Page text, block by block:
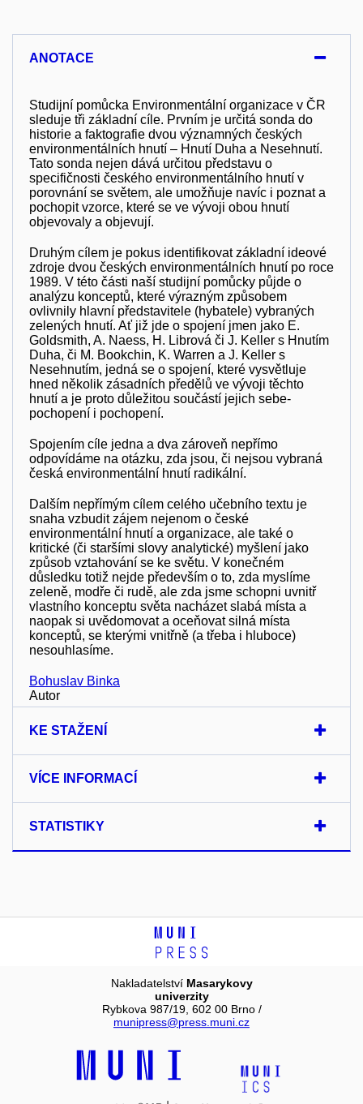
ANOTACE
Studijní pomůcka Environmentální organizace v ČR
sleduje tři základní cíle. Prvním je určitá sonda do
historie a faktografie dvou významných českých
environmentálních hnutí – Hnutí Duha a Nesehnutí.
Tato sonda nejen dává určitou představu o
specifičnosti českého environmentálního hnutí v
porovnání se světem, ale umožňuje navíc i poznat a
pochopit vzorce, které se ve vývoji obou hnutí
objevovaly a objevují.
Druhým cílem je pokus identifikovat základní ideové
zdroje dvou českých environmentálních hnutí po roce
1989. V této části naší studijní pomůcky půjde o
analýzu konceptů, které výrazným způsobem
ovlivnily hlavní představitele (hybatele) vybraných
zelených hnutí. Ať již jde o spojení jmen jako E.
Goldsmith, A. Naess, H. Librová či J. Keller s Hnutím
Duha, či M. Bookchin, K. Warren a J. Keller s
Nesehnutím, jedná se o spojení, které vysvětluje
hned několik zásadních předělů ve vývoji těchto
hnutí a je proto důležitou součástí jejich sebe-
pochopení i pochopení.
Spojením cíle jedna a dva zároveň nepřímo
odpovídáme na otázku, zda jsou, či nejsou vybraná
česká environmentální hnutí radikální.
Dalším nepřímým cílem celého učebního textu je
snaha vzbudit zájem nejenom o české
environmentální hnutí a organizace, ale také o
kritické (či staršími slovy analytické) myšlení jako
způsob vztahování se ke světu. V konečném
důsledku totiž nejde především o to, zda myslíme
zeleně, modře či rudě, ale zda jsme schopni uvnitř
vlastního konceptu světa nacházet slabá místa a
naopak si uvědomovat a oceňovat silná místa
konceptů, se kterými vnitřně (a třeba i hluboce)
nesouhlasíme.
Bohuslav Binka
Autor
KE STAŽENÍ
VÍCE INFORMACÍ
STATISTIKY
Nakladatelství Masarykovy
univerzity
Rybkova 987/19, 602 00 Brno /
munipress@press.muni.cz